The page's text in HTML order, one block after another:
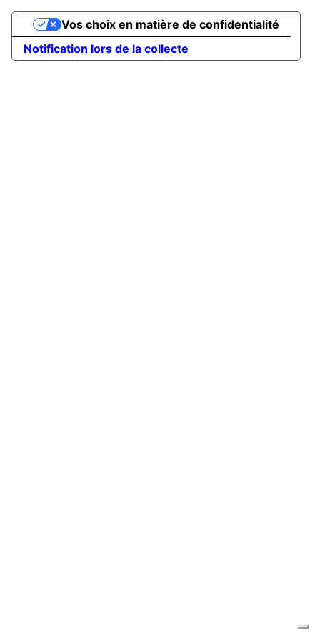
Notification lors de la collecte
Vos choix en matière de confidentialité